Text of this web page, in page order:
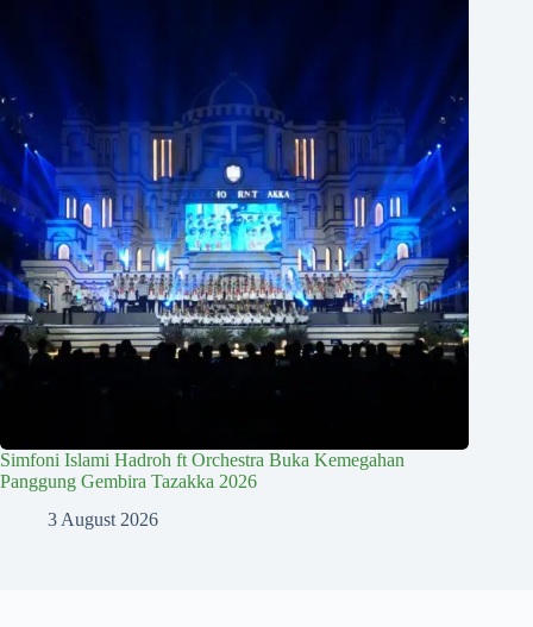
Simfoni Islami Hadroh ft Orchestra Buka Kemegahan
Panggung Gembira Tazakka 2026
3 August 2026